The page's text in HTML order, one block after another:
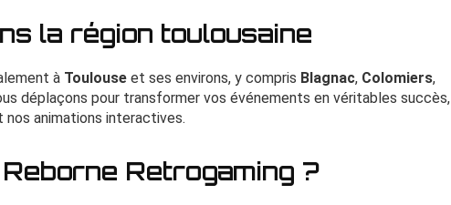
la région toulousaine
à Toulouse et ses environs, y compris Blagnac, Colomiers,
déplaçons pour transformer vos événements en véritables succès,
animations interactives.
Retrogaming ?